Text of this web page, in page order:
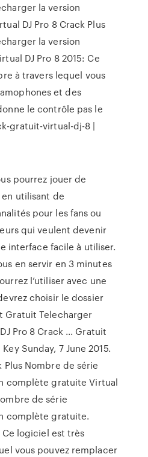
la version
DJ Pro 8 Crack Plus
la version
DJ Pro 8 2015: Ce
à travers lequel vous
et des
le contrôle pas le
gratuit-virtual-dj-8 |
pourrez jouer de
en utilisant de
pour les fans ou
qui veulent devenir
interface facile à utiliser.
en servir en 3 minutes
l’utiliser avec une
choisir le dossier
Gratuit Telecharger
Pro 8 Crack ... Gratuit
Sunday, 7 June 2015.
Plus Nombre de série
complète gratuite Virtual
de série
complète gratuite.
Ce logiciel est très
vous pouvez remplacer